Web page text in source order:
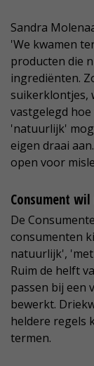
Sandra
'We kwamen
producten die
ingrediënten.
suikerklontjes,
vastgelegd
'natuurlijk'
eigen draai
open voor
Consument wil
De
consumenten
natuurlijk',
Ruim de helft
passen bij een
bewerkt.
heldere regels
termen.